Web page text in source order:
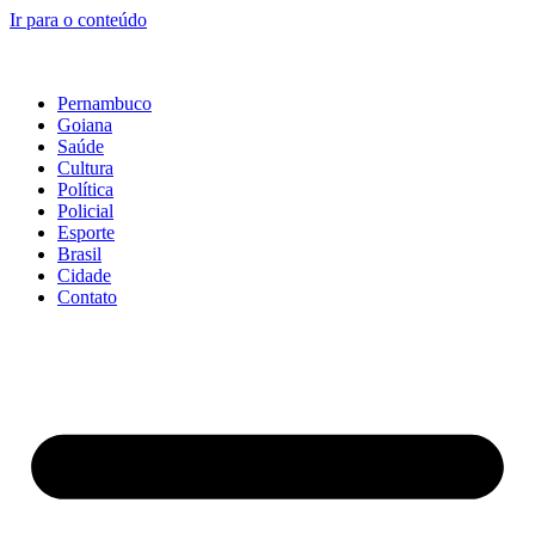
Ir para o conteúdo
Pernambuco
Goiana
Saúde
Cultura
Política
Policial
Esporte
Brasil
Cidade
Contato